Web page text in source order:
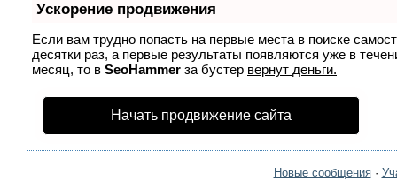
Ускорение продвижения
Если вам трудно попасть на первые места в поиске
десятки раз, а первые результаты появляются уже в
месяц, то в SeoHammer за бустер вернут деньги.
Начать продвижение сайта
Новые сообщения·